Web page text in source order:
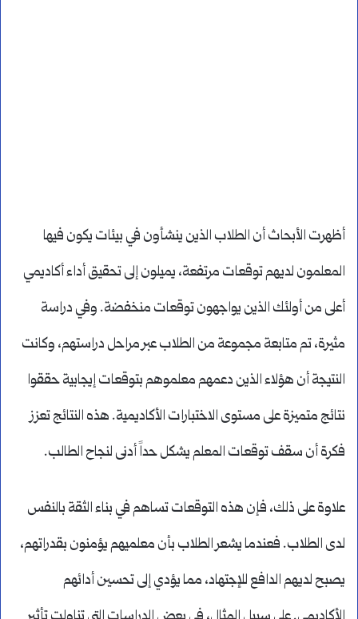
أظهرت الأبحاث أن الطلاب الذين ينشأون في بيئات يكون فيها
المعلمون لديهم توقعات مرتفعة، يميلون إلى تحقيق أداء أكاديمي
أعلى من أولئك الذين يواجهون توقعات منخفضة. وفي دراسة
مثيرة، تم متابعة مجموعة من الطلاب عبر مراحل دراستهم، وكانت
النتيجة أن هؤلاء الذين دعمهم معلموهم بتوقعات إيجابية حققوا
نتائج متميزة على مستوى الاختبارات الأكاديمية. هذه النتائج تعزز
فكرة أن سقف توقعات المعلم يشكل حداً أدنى لنجاح الطالب.
علاوة على ذلك، فإن هذه التوقعات تساهم في بناء الثقة بالنفس
لدى الطلاب. فعندما يشعر الطلاب بأن معلميهم يؤمنون بقدراتهم،
يصبح لديهم الدافع للإجتهاد، مما يؤدي إلى تحسين أدائهم